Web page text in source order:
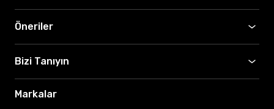
Öneriler
Bizi Tanıyın
Markalar